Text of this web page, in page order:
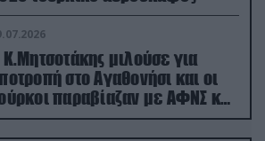
μιλούσε για
στο Αγαθονήσι και οι
παραβίαζαν με ΑΦΝΣ και